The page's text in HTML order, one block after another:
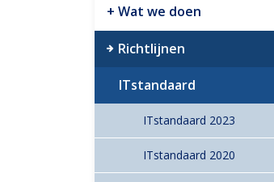
Wat we doen
Richtlijnen
ITstandaard
ITstandaard 2023
ITstandaard 2020